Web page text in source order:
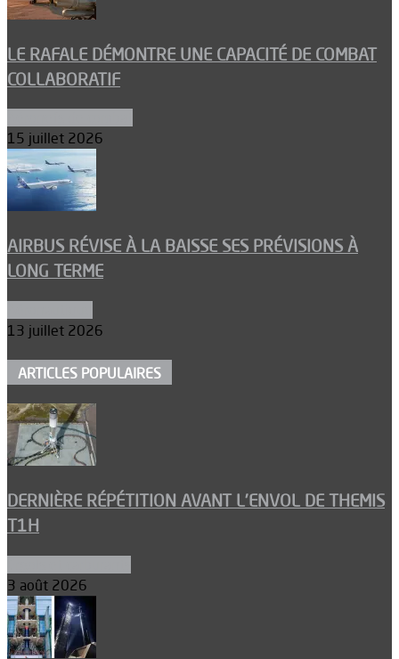
LE RAFALE DÉMONTRE UNE CAPACITÉ DE COMBAT
COLLABORATIF
15 juillet 2026
AIRBUS RÉVISE À LA BAISSE SES PRÉVISIONS À
LONG TERME
13 juillet 2026
ARTICLES POPULAIRES
DERNIÈRE RÉPÉTITION AVANT L’ENVOL DE THEMIS
T1H
3 août 2026